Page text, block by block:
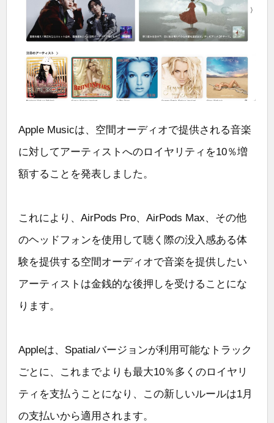
Apple Musicは、空間オーディオで提供される音楽
に対してアーティストへのロイヤリティを10％増
額することを発表しました。
これにより、AirPods Pro、AirPods Max、その他
のヘッドフォンを使用して聴く際の没入感ある体
験を提供する空間オーディオで音楽を提供したい
アーティストは金銭的な後押しを受けることにな
ります。
Appleは、Spatialバージョンが利用可能なトラック
ごとに、これまでよりも最大10％多くのロイヤリ
ティを支払うことになり、この新しいルールは1月
の支払いから適用されます。